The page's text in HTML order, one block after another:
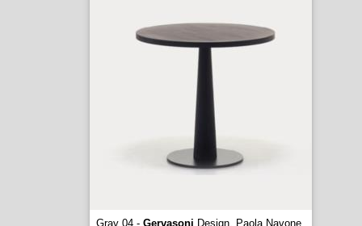
Gray 04 - Gervasoni Design. Paola Navone